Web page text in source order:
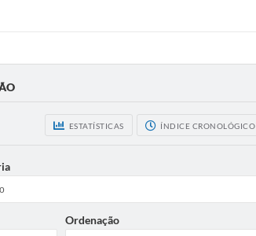
ESTATÍSTICAS ÍNDICE CRONOLÓGICO
Ordenação